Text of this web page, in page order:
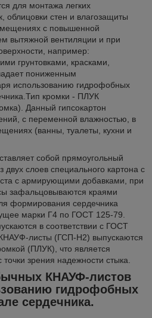
для монтажа легких
облицовки стен и влагозащиты
с повышенной
вытяжной вентиляции и при
например:
грунтовками, красками,
пониженным
использованию гидрофобных
кромки - ПЛУК
Данный гипсокартон
с переменной влажностью, в
(ванны, туалеты, кухни и
собой прямоугольный
двух слоев специального картона с
с армирующими добавками, при
зафальцовываются краями
формирования сердечника
марки Г4 по ГОСТ 125-79.
в соответствии с ГОСТ
листы (ГСП-Н2) выпускаются
(ПЛУК), что является
зрения надежности стыка.
КНАУФ-листов
гидрофобных
сердечника.